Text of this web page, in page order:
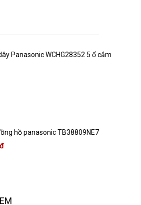
Panasonic WCHG28352 5 ổ cắm
hồ panasonic TB38809NE7